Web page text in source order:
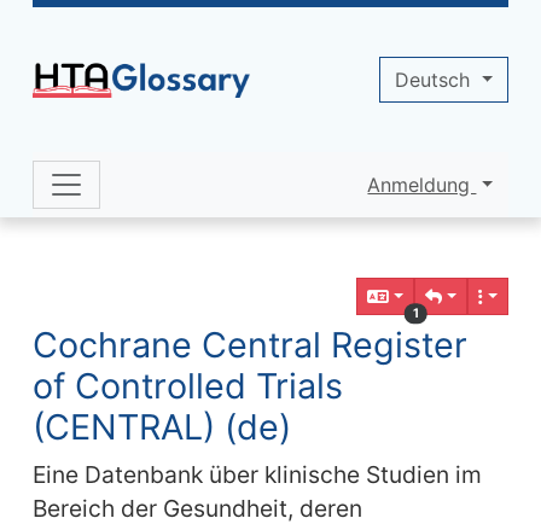
Navigation and related functionality
1
Cochrane Central Register
of Controlled Trials
(CENTRAL) (de)
Eine Datenbank über klinische Studien im
Bereich der Gesundheit, deren
Site identity, navigation, etc.
Anmeldung
Deutsch